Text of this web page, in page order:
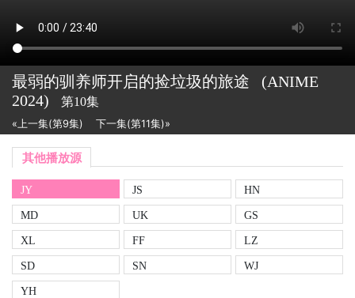
最弱的驯养师开启的捡垃圾的旅途
(ANIME
2024)
第10集
«上一集(第9集) 下一集(第11集)»
其他播放源
JY JS
HN
MD
UK
GS
XL
FF
LZ
SD
SN
WJ
YH